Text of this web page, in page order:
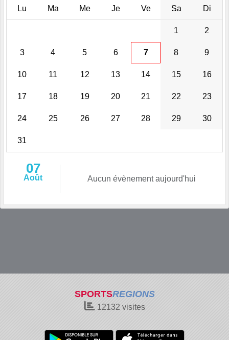
Lu Ma Me Je Ve Sa Di
1 2
3 4 5 6 7 8 9
10 11 12 13 14 15 16
17 18 19 20 21 22 23
24 25 26 27 28 29 30
31
07
Août Aucun évènement aujourd'hui
SPORTSREGIONS
12132 visites